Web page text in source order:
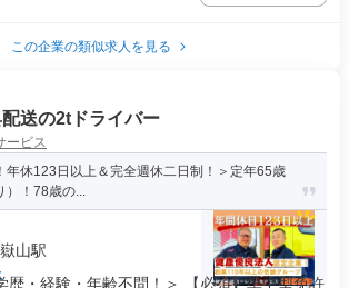
この企業の類似求人を見る
送の2tドライバー
ービス
年休123日以上＆完全週休二日制！＞定年65歳
）！78歳の...
山駅
歴・経験・年齢不問！＞ 【必須】準中型免許